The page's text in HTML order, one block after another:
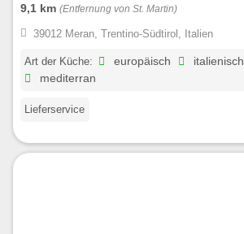
9,1 km (Entfernung von St. Martin)
39012 Meran, Trentino-Südtirol, Italien
Art der Küche: europäisch
italienisch
mediterran
Lieferservice